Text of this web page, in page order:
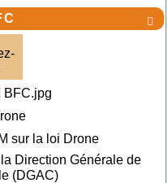

sur la loi Drone
Direction Générale de
(DGAC)